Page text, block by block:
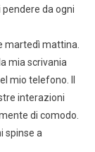
da ogni
martedì mattina.
mia scrivania
mio telefono. Il
interazioni
di comodo.
spinse a